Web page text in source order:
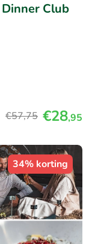
Club
€57,75 €28,95
34% korting